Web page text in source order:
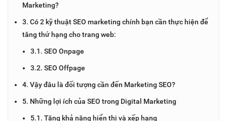
Marketing?
3. Có 2 kỹ thuật SEO marketing chính bạn cần thực hiện để
tăng thứ hạng cho trang web:
3.1. SEO Onpage
3.2. SEO Offpage
4. Vậy đâu là đối tượng cần đến Marketing SEO?
5. Những lợi ích của SEO trong Digital Marketing
5.1. Tăng khả năng hiển thị và xếp hạng